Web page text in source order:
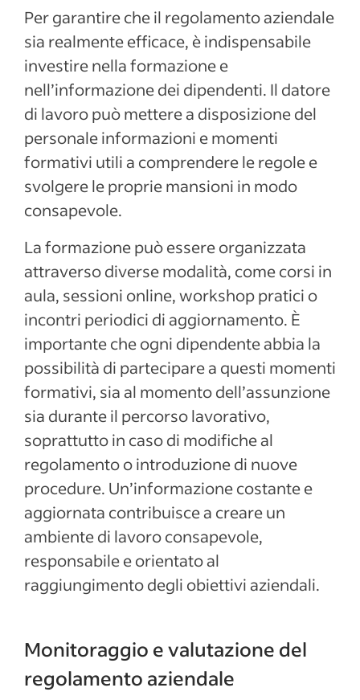
Per garantire che il regolamento aziendale
sia realmente efficace, è indispensabile
investire nella formazione e
nell’informazione dei dipendenti. Il datore
di lavoro può mettere a disposizione del
personale informazioni e momenti
formativi utili a comprendere le regole e
svolgere le proprie mansioni in modo
consapevole.
La formazione può essere organizzata
attraverso diverse modalità, come corsi in
aula, sessioni online, workshop pratici o
incontri periodici di aggiornamento. È
importante che ogni dipendente abbia la
possibilità di partecipare a questi momenti
formativi, sia al momento dell’assunzione
sia durante il percorso lavorativo,
soprattutto in caso di modifiche al
regolamento o introduzione di nuove
procedure. Un’informazione costante e
aggiornata contribuisce a creare un
ambiente di lavoro consapevole,
responsabile e orientato al
raggiungimento degli obiettivi aziendali.
Monitoraggio e valutazione del
regolamento aziendale